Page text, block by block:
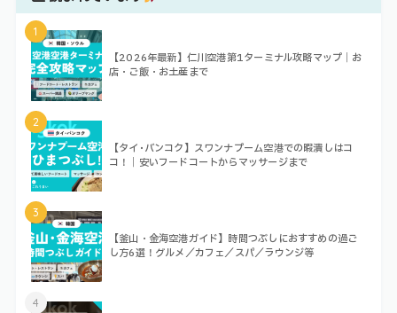
1
【2026年最新】仁川空港第1ターミナル攻略マップ｜お
店・ご飯・お土産まで
2
【タイ･バンコク】スワンナプーム空港での暇潰しはコ
コ！｜安いフードコートからマッサージまで
3
【釜山・金海空港ガイド】時間つぶしにおすすめの過ご
し方6選！グルメ／カフェ／スパ／ラウンジ等
4